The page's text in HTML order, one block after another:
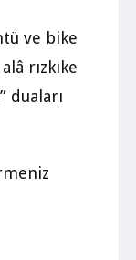
ve bike
rızkıke
duaları